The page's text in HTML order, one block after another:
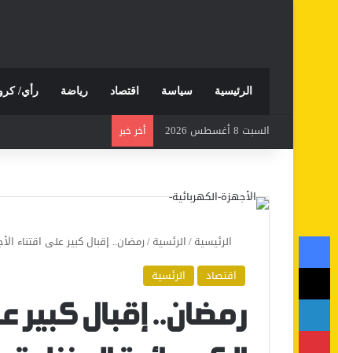
الرئيسية سياسة اقتصاد رياضة رأي/
السبت 8 أغسطس 2026 أخر خبر
الرئيسية/الرئسية/رمضان.. إقبال كبير على اقتناء
اقتصاد
الرئسية
رمضان.. إقبال كبير